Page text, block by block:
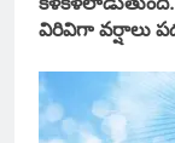
విరివిగా వర్షాలు